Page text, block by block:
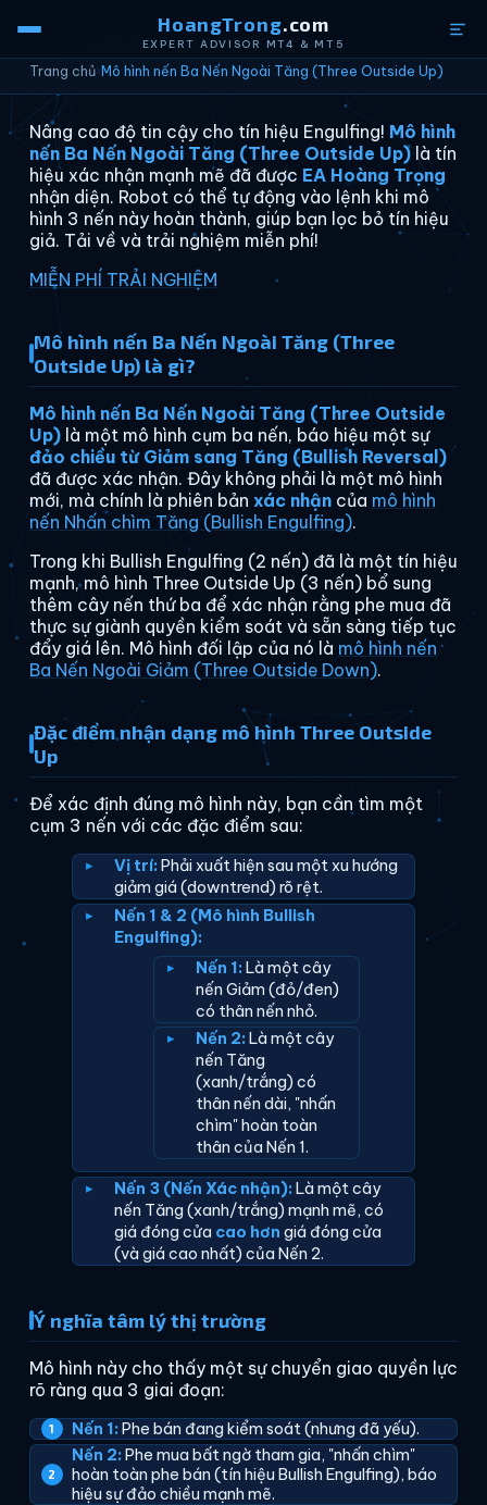
HoangTrong.com
EXPERT ADVISOR MT4 & MT5
Trang chủ› Mô hình nến Ba Nến Ngoài Tăng (Three Outside Up)
Nâng cao độ tin cậy cho tín hiệu Engulfing! Mô hình
nến Ba Nến Ngoài Tăng (Three Outside Up)là tín
hiệu xác nhận mạnh mẽ đã được EA Hoàng Trọng
nhận diện. Robot có thể tự động vào lệnh khi mô
hình 3 nến này hoàn thành, giúp bạn lọc bỏ tín hiệu
giả. Tải về và trải nghiệm miễn phí!
MIỄN PHÍ TRẢI NGHIỆM
Mô hình nến Ba Nến Ngoài Tăng (Three
Outside Up) là gì?
Mô hình nến Ba Nến Ngoài Tăng (Three Outside
Up)là một mô hình cụm ba nến, báo hiệu một sự
đảo chiều từ Giảm sang Tăng (Bullish Reversal)
đã được xác nhận. Đây không phải là một mô hình
mới, mà chính là phiên bản xác nhậncủa mô hình
nến Nhấn chìm Tăng (Bullish Engulfing).
Trong khi Bullish Engulfing (2 nến) đã là một tín hiệu
mạnh, mô hình Three Outside Up (3 nến) bổ sung
thêm cây nến thứ ba để xác nhận rằng phe mua đã
thực sự giành quyền kiểm soát và sẵn sàng tiếp tục
đẩy giá lên. Mô hình đối lập của nó là mô hình nến
Ba Nến Ngoài Giảm (Three Outside Down).
Đặc điểm nhận dạng mô hình Three Outside
Up
Để xác định đúng mô hình này, bạn cần tìm một
cụm 3 nến với các đặc điểm sau:
Vị trí:Phải xuất hiện sau một xu hướng
giảm giá (downtrend) rõ rệt.
Nến 1 & 2 (Mô hình Bullish
Engulfing):
Nến 1:Là một cây
nến Giảm (đỏ/đen)
có thân nến nhỏ.
Nến 2: Là một cây
nến Tăng
(xanh/trắng) có
thân nến dài, "nhấn
chìm" hoàn toàn
thân của Nến 1.
Nến 3 (Nến Xác nhận):Là một cây
nến Tăng (xanh/trắng) mạnh mẽ, có
giá đóng cửa cao hơn giá đóng cửa
(và giá cao nhất) của Nến 2.
Ý nghĩa tâm lý thị trường
Mô hình này cho thấy một sự chuyển giao quyền lực
rõ ràng qua 3 giai đoạn:
Nến 1:Phe bán đang kiểm soát (nhưng đã yếu).
Nến 2:Phe mua bất ngờ tham gia, "nhấn chìm"
hoàn toàn phe bán (tín hiệu Bullish Engulfing), báo
hiệu sự đảo chiều mạnh mẽ.